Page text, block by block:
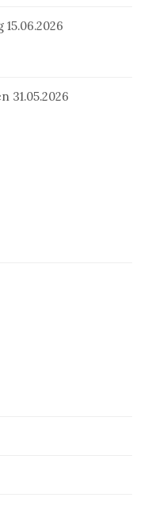
31.05.2026